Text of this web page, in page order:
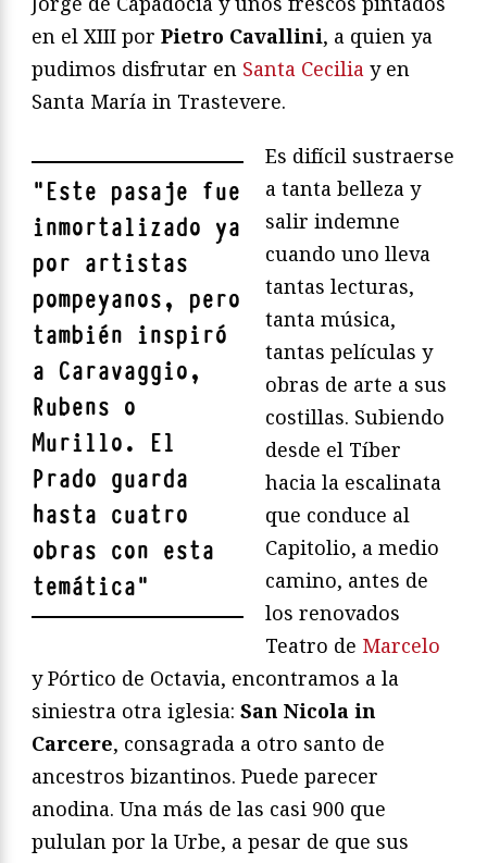
en el XIII por Pietro Cavallini, a quien ya
pudimos disfrutar en Santa Cecilia y en
Santa María in Trastevere.
"Este pasaje fue
inmortalizado ya
por artistas
pompeyanos, pero
también inspiró
a Caravaggio,
Rubens o
Murillo. El
Prado guarda
hasta cuatro
obras con esta
temática"
Es difícil sustraerse
a tanta belleza y
salir indemne
cuando uno lleva
tantas lecturas,
tanta música,
tantas películas y
obras de arte a sus
costillas. Subiendo
desde el Tíber
hacia la escalinata
que conduce al
Capitolio, a medio
camino, antes de
los renovados
Teatro de Marcelo
y Pórtico de Octavia, encontramos a la
siniestra otra iglesia: San Nicola in
Carcere, consagrada a otro santo de
ancestros bizantinos. Puede parecer
anodina. Una más de las casi 900 que
pululan por la Urbe, a pesar de que sus